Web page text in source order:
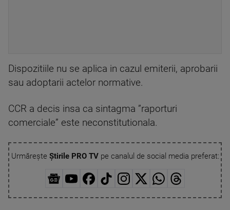
Dispozitiile nu se aplica in cazul emiterii, aprobarii
sau adoptarii actelor normative.
CCR a decis insa ca sintagma ”raporturi
comerciale” este neconstitutionala.
Urmărește Știrile PRO TVpe canalul de social media preferat: